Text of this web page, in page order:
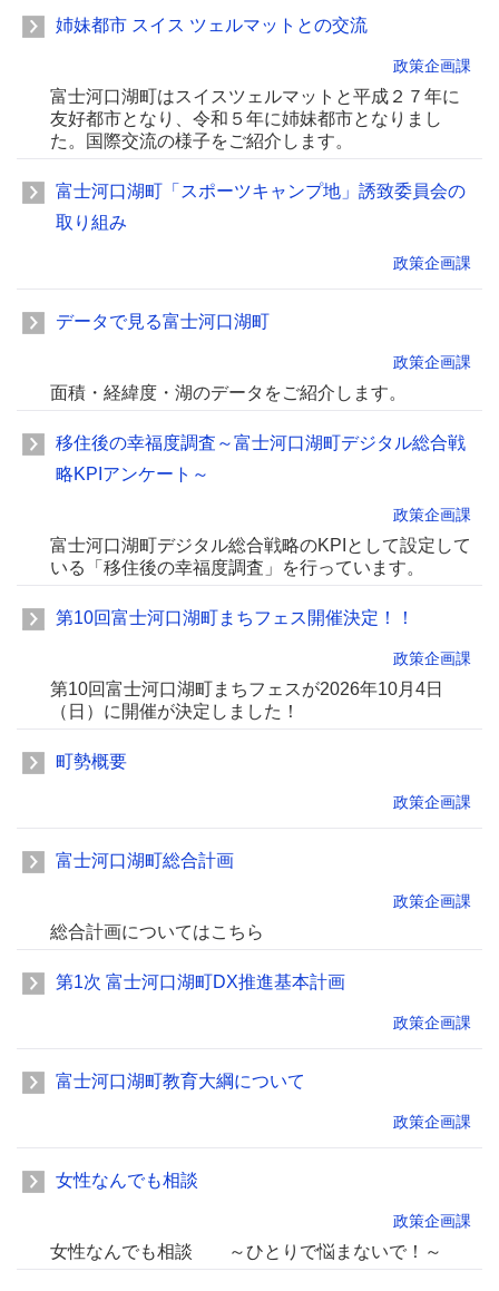
姉妹都市 スイス ツェルマットとの交流
政策企画課
富士河口湖町はスイスツェルマットと平成２７年に
友好都市となり、令和５年に姉妹都市となりまし
た。国際交流の様子をご紹介します。
富士河口湖町「スポーツキャンプ地」誘致委員会の
取り組み
政策企画課
データで見る富士河口湖町
政策企画課
面積・経緯度・湖のデータをご紹介します。
移住後の幸福度調査～富士河口湖町デジタル総合戦
略KPIアンケート～
政策企画課
富士河口湖町デジタル総合戦略のKPIとして設定して
いる「移住後の幸福度調査」を行っています。
第10回富士河口湖町まちフェス開催決定！！
政策企画課
第10回富士河口湖町まちフェスが2026年10月4日
（日）に開催が決定しました！
町勢概要
政策企画課
富士河口湖町総合計画
政策企画課
総合計画についてはこちら
第1次 富士河口湖町DX推進基本計画
政策企画課
富士河口湖町教育大綱について
政策企画課
女性なんでも相談
政策企画課
女性なんでも相談 ～ひとりで悩まないで！～